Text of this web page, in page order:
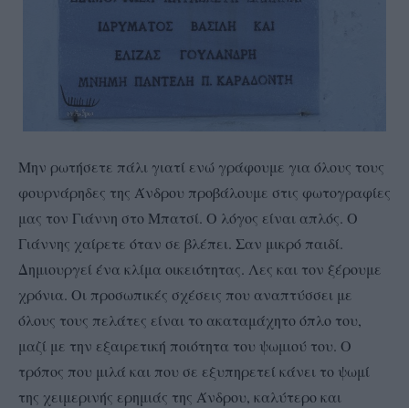
Μην ρωτήσετε πάλι γιατί ενώ γράφουμε για όλους τους
φουρνάρηδες της Άνδρου προβάλουμε στις φωτογραφίες
μας τον Γιάννη στο Μπατσί. Ο λόγος είναι απλός. Ο
Γιάννης χαίρετε όταν σε βλέπει. Σαν μικρό παιδί.
Δημιουργεί ένα κλίμα οικειότητας. Λες και τον ξέρουμε
χρόνια. Οι προσωπικές σχέσεις που αναπτύσσει με
όλους τους πελάτες είναι το ακαταμάχητο όπλο του,
μαζί με την εξαιρετική ποιότητα του ψωμιού του. Ο
τρόπος που μιλά και που σε εξυπηρετεί κάνει το ψωμί
της χειμερινής ερημιάς της Άνδρου, καλύτερο και